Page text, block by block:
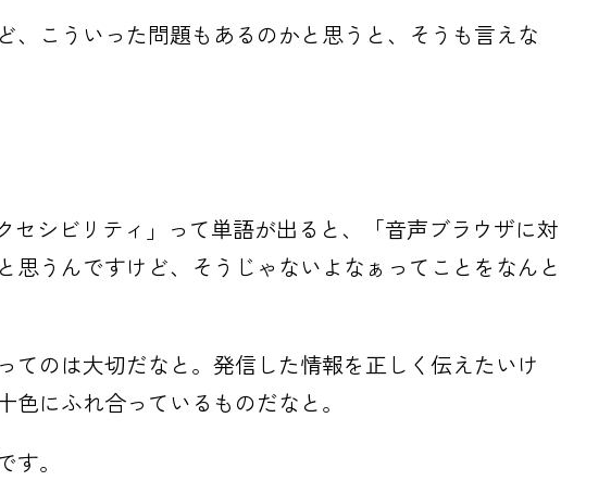
こういった問題もあるのかと思うと、そうも言えな
セシビリティ」って単語が出ると、「音声ブラウザに対
うんですけど、そうじゃないよなぁってことをなんと
のは大切だなと。発信した情報を正しく伝えたいけ
にふれ合っているものだなと。
。